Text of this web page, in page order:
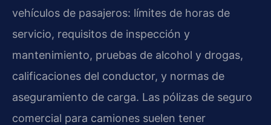
vehículos de pasajeros: límites de horas de
servicio, requisitos de inspección y
mantenimiento, pruebas de alcohol y drogas,
calificaciones del conductor, y normas de
aseguramiento de carga. Las pólizas de seguro
comercial para camiones suelen tener